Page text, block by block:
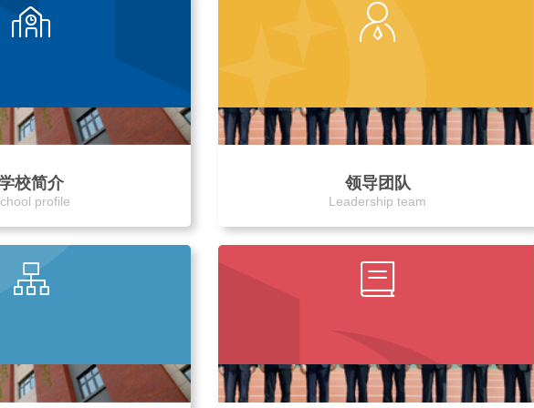
校简介
profile
领导团队
Leadership team